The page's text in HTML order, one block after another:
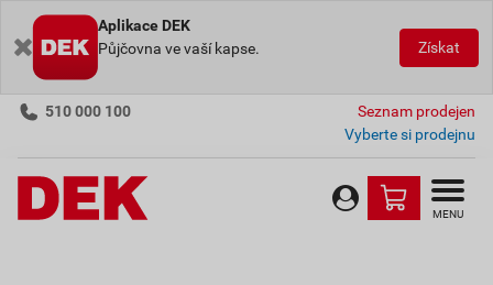
Aplikace DEK
Půjčovna ve vaší kapse.
Získat
510 000 100
Seznam prodejen
Vyberte si prodejnu
MENU